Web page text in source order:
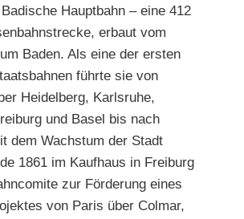
Hauptbahn – eine 412
erbaut vom
Baden. Als eine der ersten
führte sie von
Heidelberg, Karlsruhe,
und Basel bis nach
dem Wachstum der Stadt
1861 im Kaufhaus in Freiburg
zur Förderung eines
von Paris über Colmar,